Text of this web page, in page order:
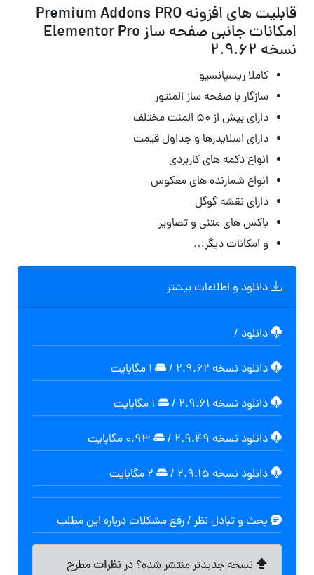
قابلیت های افزونه Premium Addons PRO
امکانات جانبی صفحه ساز Elementor Pro
نسخه ۲.۹.۶۲
کاملا ریسپانسیو
سازگار با صفحه ساز المنتور
دارای بیش از ۵۰ المنت مختلف
دارای اسلایدرها و جداول قیمت
انواع دکمه های کاربردی
انواع شمارنده های معکوس
دارای نقشه گوگل
باکس های متنی و تصاویر
و امکانات دیگر…
دانلود و اطلاعات بیشتر
دانلود /
دانلود نسخه ۲.۹.۶۲ /
دانلود نسخه ۲.۹.۶۱ /
دانلود نسخه ۲.۹.۴۹ /
دانلود نسخه ۲.۹.۱۵ /
بحث و تبادل نظر / رفع مشکلات درباره این مطلب
نسخه جدیدتر منتشر شده؟ درنظراتمطرح